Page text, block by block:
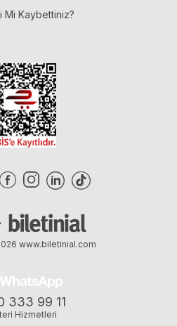
Mi Kaybettiniz?
333 99 11
Hizmetleri
www.biletinial.com